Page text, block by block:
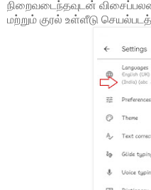
நிறைவடைந்தவுடன்
மற்றும் குரல் உள்ளீடு